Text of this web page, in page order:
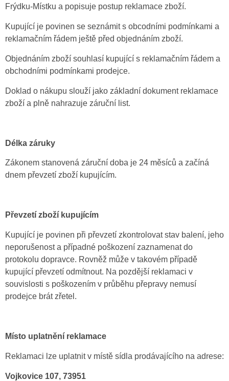
Frýdku-Místku a popisuje postup reklamace zboží.
Kupující je povinen se seznámit s obcodními podmínkami a
reklamačním řádem ještě před objednáním zboží.
Objednáním zboží souhlasí kupující s reklamačním řádem a
obchodními podmínkami prodejce.
Doklad o nákupu slouží jako základní dokument reklamace
zboží a plně nahrazuje záruční list.
Délka záruky
Zákonem stanovená záruční doba je 24 měsíců a začíná
dnem převzetí zboží kupujícím.
Převzetí zboží kupujícím
Kupující je povinen při převzetí zkontrolovat stav balení, jeho
neporušenost a případné poškození zaznamenat do
protokolu dopravce. Rovněž může v takovém případě
kupující převzetí odmítnout. Na pozdější reklamaci v
souvislosti s poškozením v průběhu přepravy nemusí
prodejce brát zřetel.
Místo uplatnění reklamace
Reklamaci lze uplatnit v místě sídla prodávajícího na adrese:
Vojkovice 107, 73951